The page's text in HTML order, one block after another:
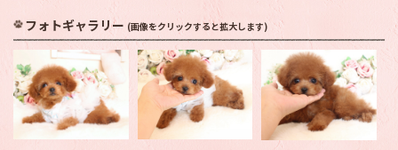
フォトギャラリー (画像をクリックすると拡大します)